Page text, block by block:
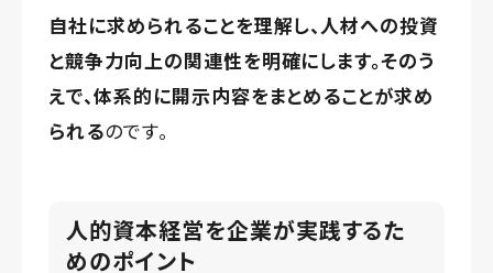
自社に求められることを理解し、人材への投資
と競争力向上の関連性を明確にします。そのう
えで、体系的に開示内容をまとめることが求め
られるのです。
人的資本経営を企業が実践するた
めのポイント